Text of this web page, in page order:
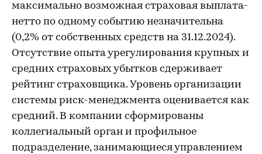
максимально возможная страховая выплата-
нетто по одному событию незначительна
(0,2% от собственных средств на 31.12.2024).
Отсутствие опыта урегулирования крупных и
средних страховых убытков сдерживает
рейтинг страховщика. Уровень организации
системы риск-менеджмента оценивается как
средний. В компании сформированы
коллегиальный орган и профильное
подразделение, занимающиеся управлением